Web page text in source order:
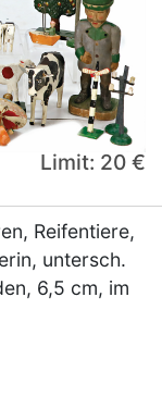
Limit: 20 €
Reifentiere,
untersch.
6,5 cm, im